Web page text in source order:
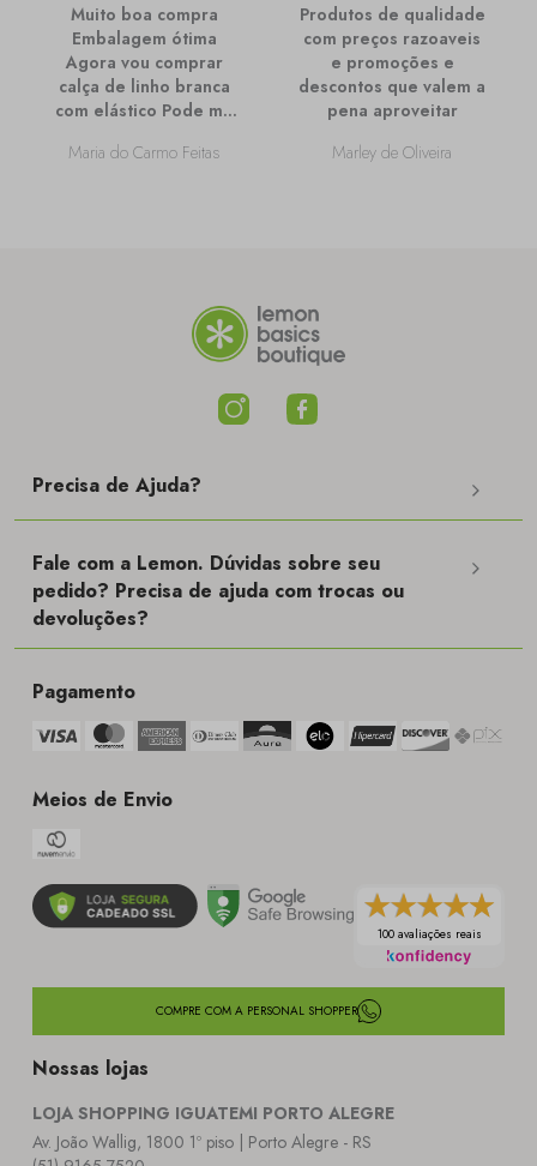
Muito boa compra
Embalagem ótima
Agora vou comprar
calça de linho branca
com elástico Pode me
informações sobre
Maria do Carmo Feitas
Produtos de qualidade
com preços razoaveis
e promoções e
descontos que valem a
pena aproveitar
Marley de Oliveira
Precisa de Ajuda?
Fale com a Lemon. Dúvidas sobre seu
pedido? Precisa de ajuda com trocas ou
devoluções?
Pagamento
Meios de Envio
100 avaliações reais
COMPRE COM A PERSONAL SHOPPER
Nossas lojas
LOJA SHOPPING IGUATEMI PORTO ALEGRE
Av. João Wallig, 1800 1º piso | Porto Alegre - RS